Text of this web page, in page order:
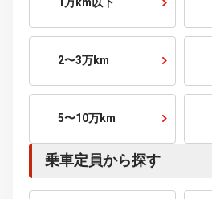
走行距離から探す
1万km以下
2〜3万km